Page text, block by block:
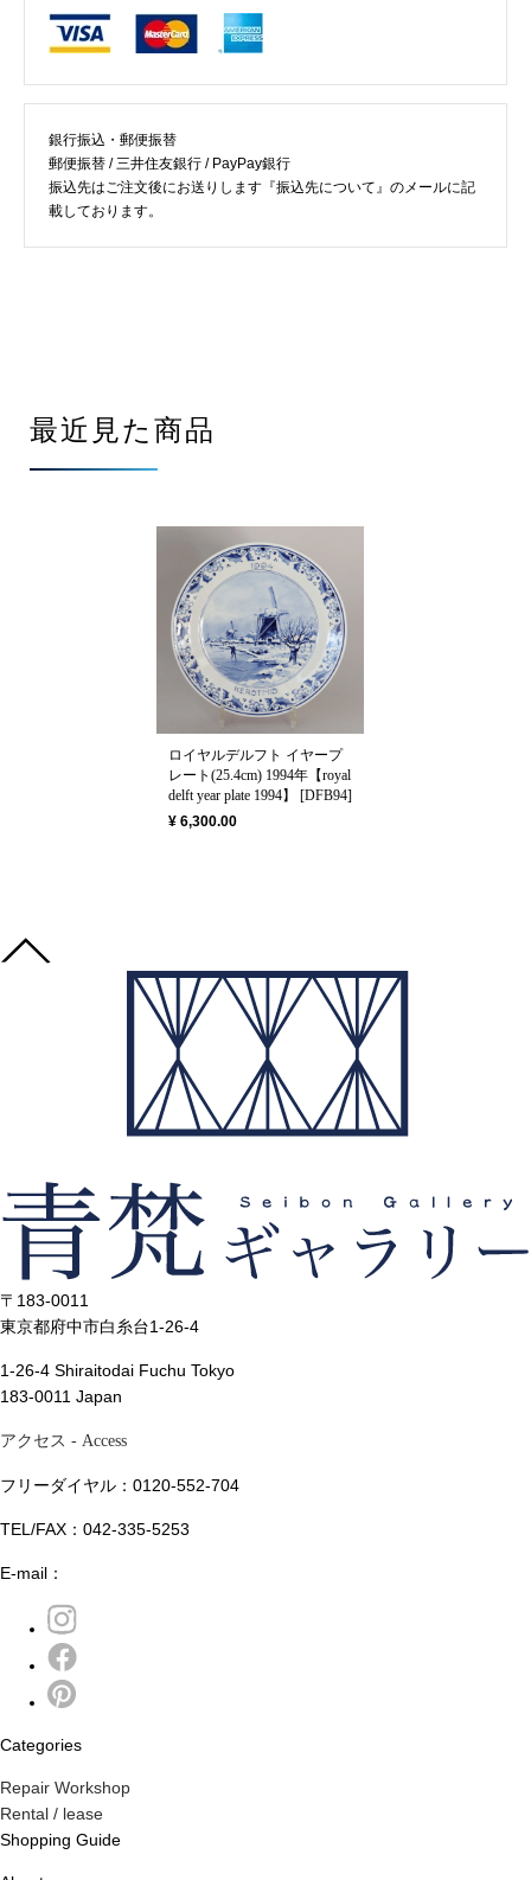
銀行振込・郵便振替
郵便振替 / 三井住友銀行 / PayPay銀行
振込先はご注文後にお送りします『振込先について』のメールに記
載しております。
最近見た商品
ロイヤルデルフト イヤープ
レート(25.4cm) 1994年【royal
delft year plate 1994】 [DFB94]
¥ 6,300.00
〒183-0011
東京都府中市白糸台1-26-4
1-26-4 Shiraitodai Fuchu Tokyo
183-0011 Japan
アクセス - Access
フリーダイヤル：0120-552-704
TEL/FAX：042-335-5253
E-mail：
Categories
Repair Workshop
Rental / lease
Shopping Guide